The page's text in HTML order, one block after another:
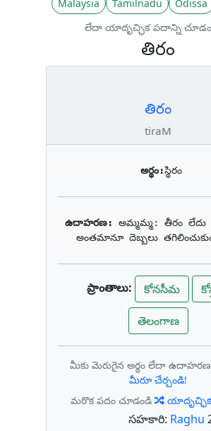
Malaysia
Tamilnadu Odissa
లేదా యాదృచ్ఛిక పదాన్ని
తిరం
తిరం
tiraM
అర్థం:స్థిరం
ఉదాహరణ: అమ్మమ్మ: తీరం లేదు
అంతమానూ దెబ్బలు
ప్రాంతాలు: కోనసీమ
తెలంగాణ
మీకు మెరుగైన అర్థం లేదా
మీరూ చేర్చండి!
మరొక పదం చూడండి
సహకారి: Raghu